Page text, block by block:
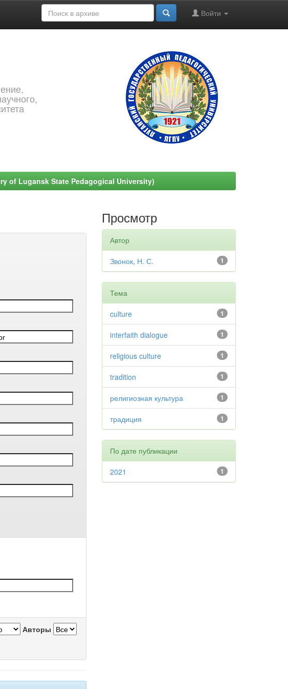
Войти
of Lugansk State Pedagogical University)
Авторы
Просмотр
Автор
1
Звонок, Н. С.
Тема
1
culture
1
interfaith dialogue
1
religious culture
1
tradition
1
религиозная культура
1
традиция
По дате публикации
1
2021